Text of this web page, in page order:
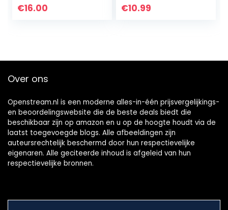
One Elite
€16.00 €10.99
Over ons
Openstream.nl is een moderne alles-in-één prijsvergelijkings-
en beoordelingswebsite die de beste deals biedt die
beschikbaar zijn op amazon en u op de hoogte houdt via de
laatst toegevoegde blogs. Alle afbeeldingen zijn
auteursrechtelijk beschermd door hun respectievelijke
eigenaren. Alle geciteerde inhoud is afgeleid van hun
respectievelijke bronnen.